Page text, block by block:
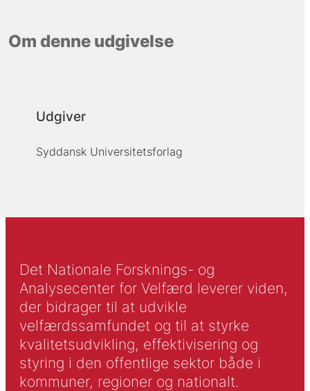
Om denne udgivelse
Udgiver
Syddansk Universitetsforlag
Det Nationale Forsknings- og
Analysecenter for Velfærd leverer viden,
der bidrager til at udvikle
velfærdssamfundet og til at styrke
kvalitetsudvikling, effektivisering og
styring i den offentlige sektor både i
kommuner, regioner og nationalt.